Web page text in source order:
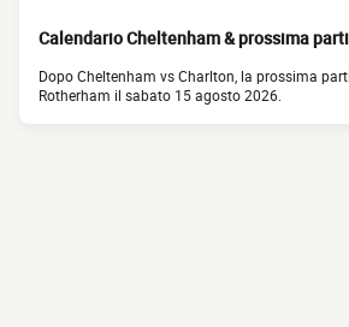
Calendario Cheltenham & prossima
Dopo Cheltenham vs Charlton, la prossima
Rotherham il sabato 15 agosto 2026.